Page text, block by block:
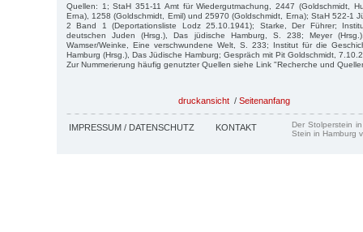
Quellen: 1; StaH 351-11 Amt für Wiedergutmachung, 2447 (Goldschmidt,
Erna), 1258 (Goldschmidt, Emil) und 25970 (Goldschmidt, Erna); StaH 522-1
2 Band 1 (Deportationsliste Lodz 25.10.1941); Starke, Der Führer;
deutschen Juden (Hrsg.), Das jüdische Hamburg, S. 238; Meyer
Wamser/Weinke, Eine verschwundene Welt, S. 233; Institut für die
Hamburg (Hrsg.), Das Jüdische Hamburg; Gespräch mit Pit Goldschmidt,
Zur Nummerierung häufig genutzter Quellen siehe Link "Recherche und
druckansicht / Seitenanfang
IMPRESSUM / DATENSCHUTZ KONTAKT
Der Stolperstein
Stein in Hamburg